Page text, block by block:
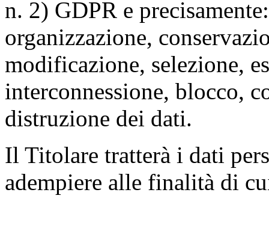
n. 2) GDPR e
organizzazione,
modificazione, selezione,
interconnessione, blocco,
distruzione dei dati.
Il Titolare tratterà i dati
adempiere alle finalità di